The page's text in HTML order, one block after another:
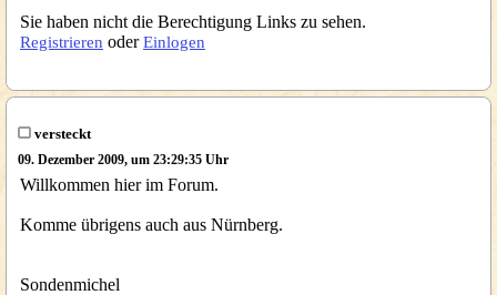
Sie haben nicht die Berechtigung Links zu sehen.
Registrieren oderEinlogen
versteckt
09. Dezember 2009, um 23:29:35 Uhr
Willkommen hier im Forum.
Komme übrigens auch aus Nürnberg.
Sondenmichel